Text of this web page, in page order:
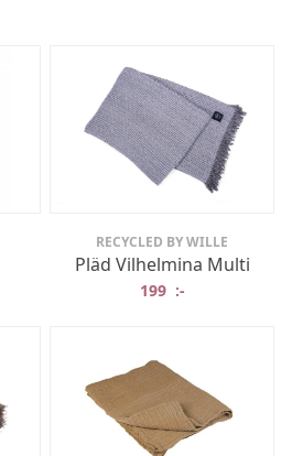
RECYCLED BY WILLE
Pläd Vilhelmina Multi
199 :-